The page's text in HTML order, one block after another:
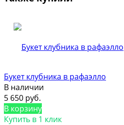
Букет клубника в рафаэлло
В наличии
5 650 руб.
В корзину
Купить в 1 клик